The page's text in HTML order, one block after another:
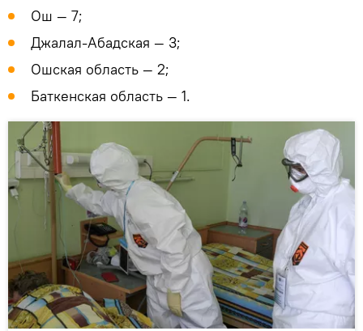
Ош — 7;
Джалал-Абадская — 3;
Ошская область — 2;
Баткенская область — 1.